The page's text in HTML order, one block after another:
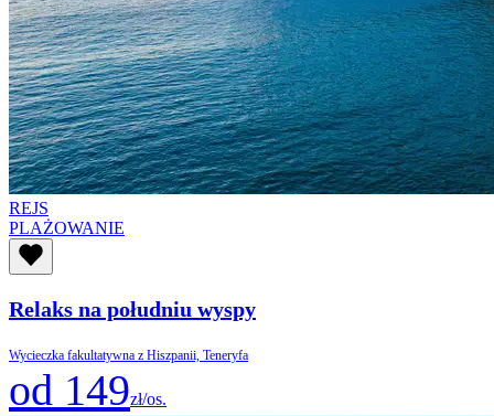
REJS
PLAŻOWANIE
Relaks na południu wyspy
Wycieczka fakultatywna z Hiszpanii, Teneryfa
od 149zł/os.